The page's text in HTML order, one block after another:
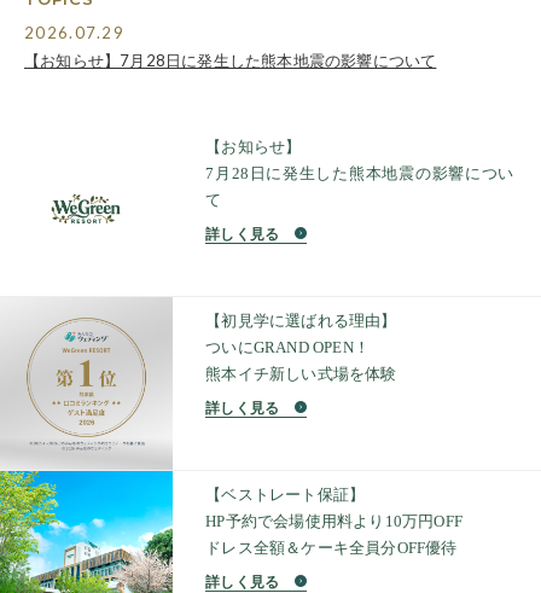
2026.07.29
【お知らせ】7月28日に発生した熊本地震の影響について
【お知らせ】
7月28日に発生した熊本地震の影響につい
て
詳しく見る
【初見学に選ばれる理由】
ついにGRAND OPEN！
熊本イチ新しい式場を体験
詳しく見る
【ベストレート保証】
HP予約で会場使用料より10万円OFF
ドレス全額＆ケーキ全員分OFF優待
詳しく見る